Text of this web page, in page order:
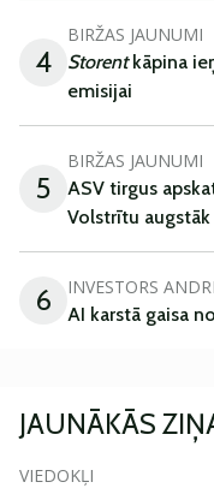
4
BIRŽAS JAUNUMI
Storentkāpina
emisijai
5
BIRŽAS JAUNUMI
ASV tirgus
Volstrītu augstāk
6 INVESTORS
AI karstā gaisa
JAUNĀKĀS
VIEDOKĻI